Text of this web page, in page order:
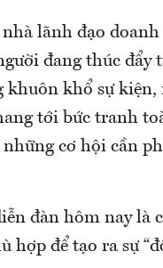
lãnh đạo
đang thúc đẩy
khuôn khổ sự
tới bức tranh
cơ hội cần
đàn hôm nay là
để tạo ra sự